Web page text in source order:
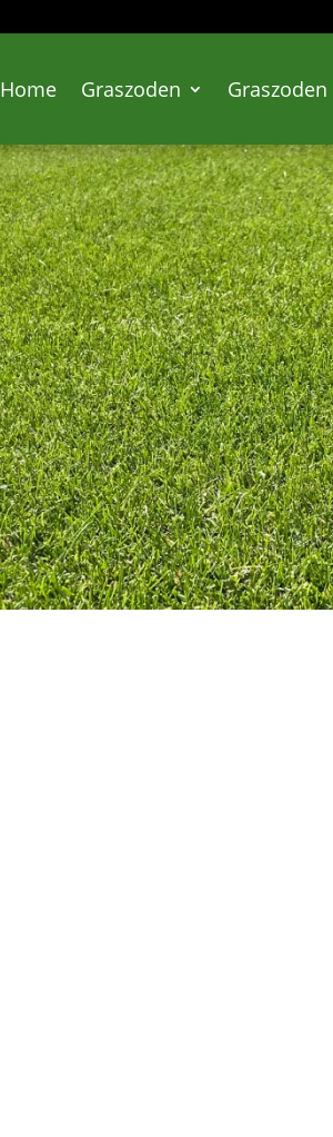
Home Graszoden